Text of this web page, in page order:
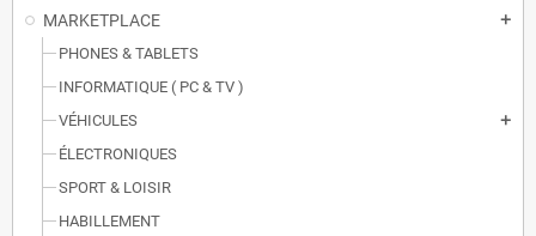
MARKETPLACE add
PHONES & TABLETS
INFORMATIQUE ( PC & TV )
VÉHICULES
add
ÉLECTRONIQUES
SPORT & LOISIR
HABILLEMENT